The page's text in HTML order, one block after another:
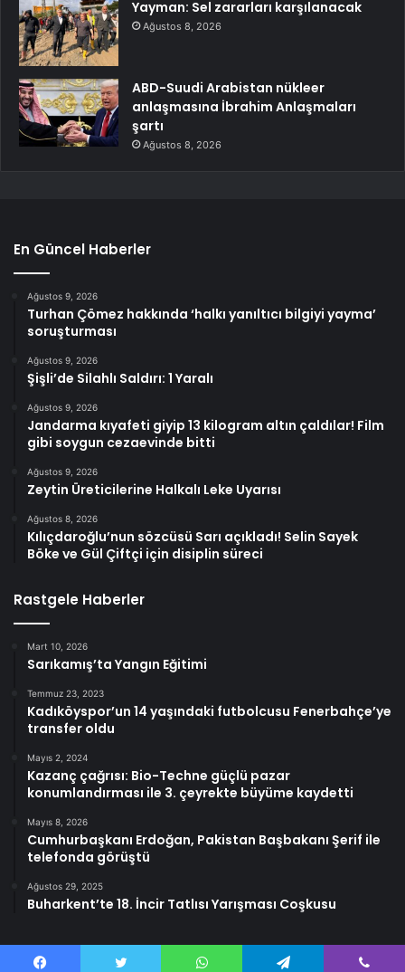
Yayman: Sel zararları karşılanacak
Ağustos 8, 2026
ABD-Suudi Arabistan nükleer
anlaşmasına İbrahim Anlaşmaları
şartı
Ağustos 8, 2026
En Güncel Haberler
Ağustos 9, 2026
Turhan Çömez hakkında ‘halkı yanıltıcı bilgiyi yayma’
soruşturması
Ağustos 9, 2026
Şişli’de Silahlı Saldırı: 1 Yaralı
Ağustos 9, 2026
Jandarma kıyafeti giyip 13 kilogram altın çaldılar! Film
gibi soygun cezaevinde bitti
Ağustos 9, 2026
Zeytin Üreticilerine Halkalı Leke Uyarısı
Ağustos 8, 2026
Kılıçdaroğlu’nun sözcüsü Sarı açıkladı! Selin Sayek
Böke ve Gül Çiftçi için disiplin süreci
Rastgele Haberler
Mart 10, 2026
Sarıkamış’ta Yangın Eğitimi
Temmuz 23, 2023
Kadıköyspor’un 14 yaşındaki futbolcusu Fenerbahçe’ye
transfer oldu
Mayıs 2, 2024
Kazanç çağrısı: Bio-Techne güçlü pazar
konumlandırması ile 3. çeyrekte büyüme kaydetti
Mayıs 8, 2026
Cumhurbaşkanı Erdoğan, Pakistan Başbakanı Şerif ile
telefonda görüştü
Ağustos 29, 2025
Buharkent’te 18. İncir Tatlısı Yarışması Coşkusu